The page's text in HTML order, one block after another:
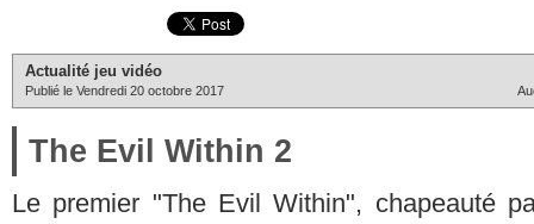
Actualité jeu vidéo
Publié le Vendredi 20 octobre 2017
The Evil Within 2
Le premier "The Evil Within", chapeauté